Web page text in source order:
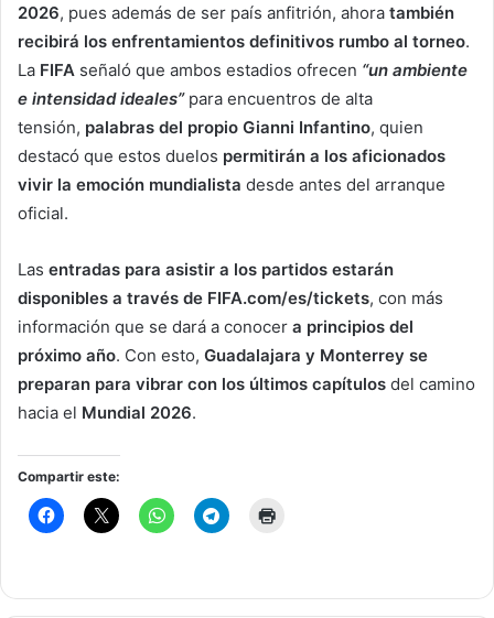
2026, pues además de ser país anfitrión, ahora también
recibirá los enfrentamientos definitivos rumbo al torneo.
La FIFA señaló que ambos estadios ofrecen “un ambiente
e intensidad ideales”para encuentros de alta
tensión, palabras del propio Gianni Infantino, quien
destacó que estos duelos permitirán a los aficionados
vivir la emoción mundialista desde antes del arranque
oficial.
Las entradas para asistir a los partidos estarán
disponibles a través de FIFA.com/es/tickets, con más
información que se dará a conocer a principios del
próximo año. Con esto, Guadalajara y Monterrey se
preparan para vibrar con los últimos capítulos del camino
hacia el Mundial 2026.
Compartir este: